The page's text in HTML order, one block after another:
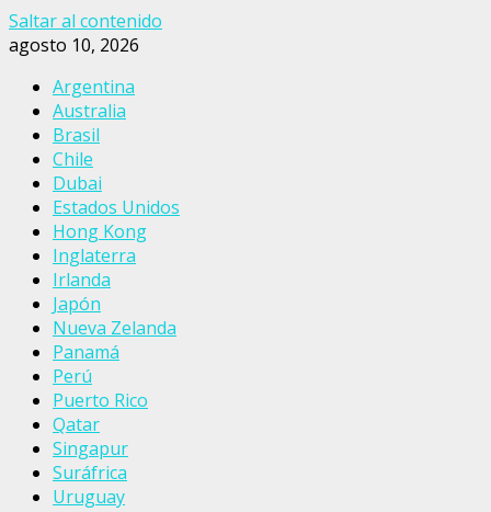
Saltar al contenido
agosto 10, 2026
Argentina
Australia
Brasil
Chile
Dubai
Estados Unidos
Hong Kong
Inglaterra
Irlanda
Japón
Nueva Zelanda
Panamá
Perú
Puerto Rico
Qatar
Singapur
Suráfrica
Uruguay